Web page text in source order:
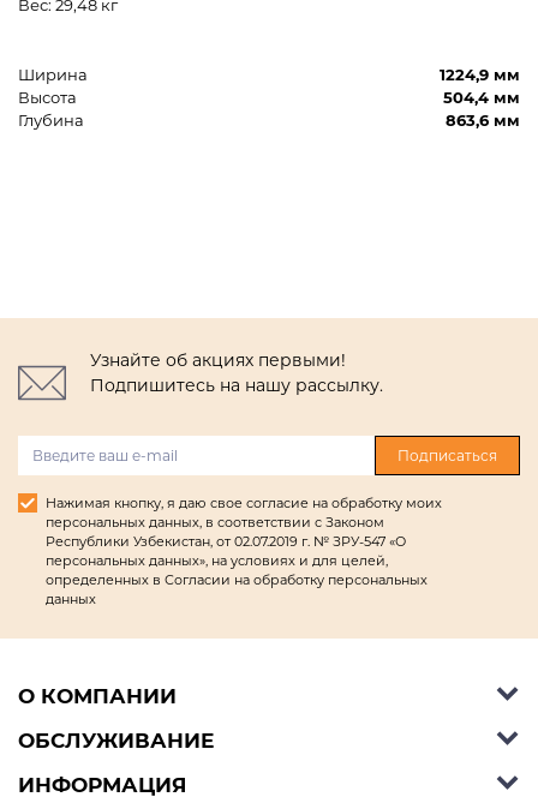
Вес: 29,48 кг
Ширина
1224,9 мм
Высота
504,4 мм
Глубина
863,6 мм
Узнайте об акциях первыми!
Подпишитесь на нашу рассылку.
Подписаться
Нажимая кнопку, я даю свое согласие на обработку моих
персональных данных, в соответствии с Законом
Республики Узбекистан, от 02.07.2019 г. № ЗРУ-547 «О
персональных данных», на условиях и для целей,
определенных в Согласии на обработку персональных
данных
О КОМПАНИИ
Об Ashley Furniture HomeStore
Контакты
ОБСЛУЖИВАНИЕ
Справочный центр
ИНФОРМАЦИЯ